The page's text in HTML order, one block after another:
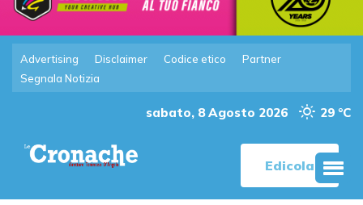
Advertising Disclaimer Codice etico
Partner
Segnala Notizia
sabato, 8 Agosto 2026 29 °C
Edicola